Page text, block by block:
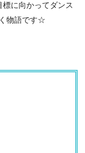
標に向かってダンス
物語です☆